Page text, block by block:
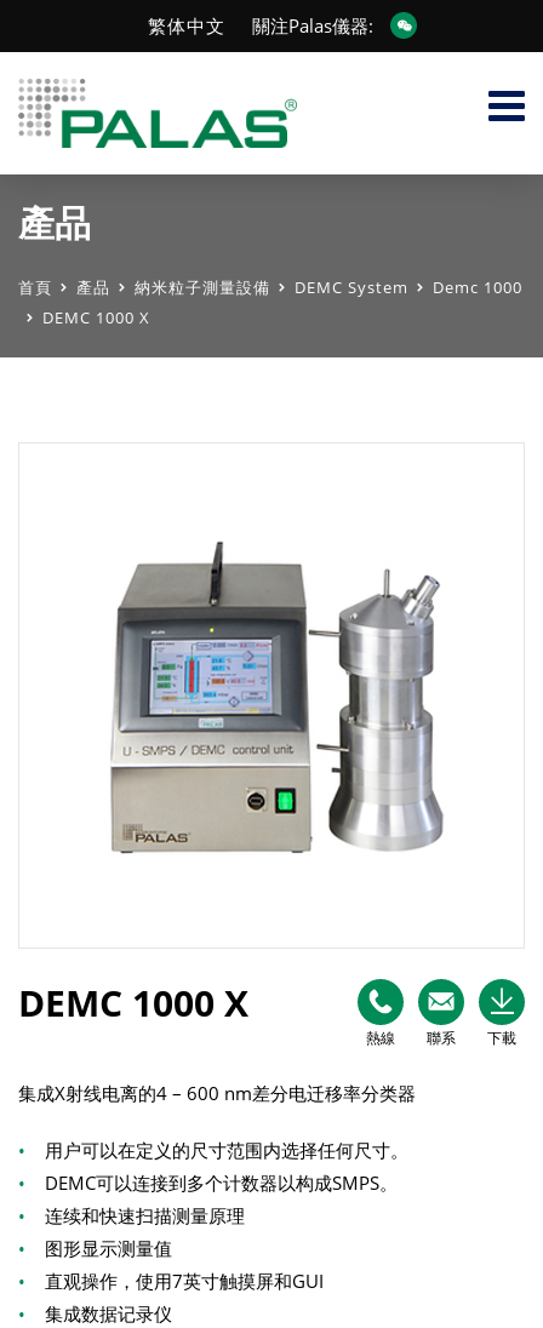
繁体中文 關注Palas儀器:
產品
首頁 產品 納米粒子測量設備 DEMC System
Demc 1000
DEMC 1000 X
熱線 聯系 下載
DEMC 1000 X
集成X射线电离的4 – 600 nm差分电迁移率分类器
• 用户可以在定义的尺寸范围内选择任何尺寸。
• DEMC可以连接到多个计数器以构成SMPS。
• 连续和快速扫描测量原理
• 图形显示测量值
• 直观操作，使用7英寸触摸屏和GUI
• 集成数据记录仪